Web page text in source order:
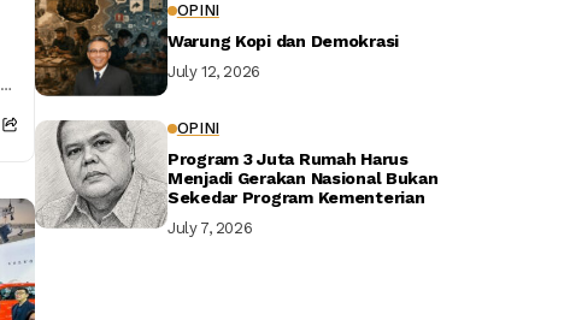
OPINI
Warung Kopi dan Demokrasi
July 12, 2026
OPINI
Program 3 Juta Rumah Harus
Menjadi Gerakan Nasional Bukan
Sekedar Program Kementerian
July 7, 2026